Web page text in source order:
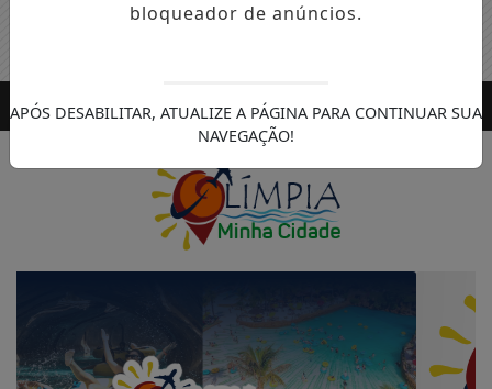
Entrar
bloqueador de anúncios.
APÓS DESABILITAR, ATUALIZE A PÁGINA PARA CONTINUAR SUA
NAVEGAÇÃO!